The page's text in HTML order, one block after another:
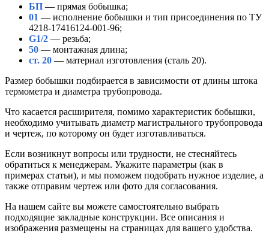
БП — прямая бобышка;
01 — исполнение бобышки и тип присоединения по ТУ
4218-17416124-001-96;
G1/2 — резьба;
50 — монтажная длина;
ст. 20 — материал изготовления (сталь 20).
Размер бобышки подбирается в зависимости от длины штока
термометра и диаметра трубопровода.
Что касается расширителя, помимо характеристик бобышки,
необходимо учитывать диаметр магистрального трубопровода
и чертеж, по которому он будет изготавливаться.
Если возникнут вопросы или трудности, не стесняйтесь
обратиться к менеджерам. Укажите параметры (как в
примерах статьи), и мы поможем подобрать нужное изделие, а
также отправим чертеж или фото для согласования.
На нашем сайте вы можете самостоятельно выбрать
подходящие закладные конструкции. Все описания и
изображения размещены на страницах для вашего удобства.